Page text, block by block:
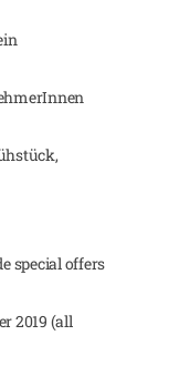
special offers
2019 (all